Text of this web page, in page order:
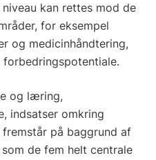
kan rettes mod de
for eksempel
og medicinhåndtering,
og læring,
indsatser omkring
på baggrund af
de fem helt centrale